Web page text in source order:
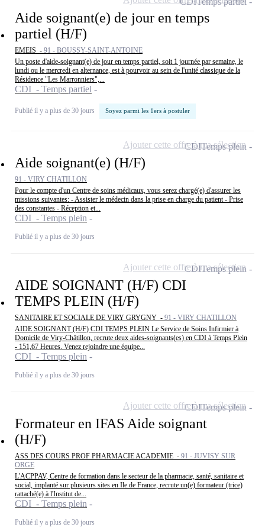
Aide soignant(e) de jour en temps
partiel (H/F)
EMEIS - 91 - BOUSSY-SAINT-ANTOINE
Un poste d'aide-soignant(e) de jour en temps partiel, soit 1 journée par semaine, le
lundi ou le mercredi en alternance, est à pourvoir au sein de l'unité classique de la
Résidence "Les Marronniers",...
CDI - Temps partiel
Publié il y a plus de 30 jours Soyez parmi les 1ers à postuler
Aide soignant(e) (H/F)
91 - VIRY CHATILLON
Pour le compte d'un Centre de soins médicaux, vous serez chargé(e) d'assurer les
missions suivantes: - Assister le médecin dans la prise en charge du patient - Prise
des constantes - Réception et...
CDI - Temps plein
Publié il y a plus de 30 jours
CDITemps plein
Ajouter cette offre à ma sélection
AIDE SOIGNANT (H/F) CDI
TEMPS PLEIN (H/F)
SANITAIRE ET SOCIALE DE VIRY GRYGNY - 91 - VIRY CHATILLON
AIDE SOIGNANT (H/F) CDI TEMPS PLEIN Le Service de Soins Infirmier à
Domicile de Viry-Châtillon, recrute deux aides-soignants(es) en CDI à Temps Plein
- 151,67 Heures. Venez rejoindre une équipe...
CDI - Temps plein
Publié il y a plus de 30 jours
CDITemps plein
Ajouter cette offre à ma sélection
Formateur en IFAS Aide soignant
(H/F)
ASS DES COURS PROF PHARMACIE ACADEMIE - 91 - JUVISY SUR
ORGE
L'ACPPAV, Centre de formation dans le secteur de la pharmacie, santé, sanitaire et
social, implanté sur plusieurs sites en Ile de France, recrute un(e) formateur (trice)
rattaché(e) à l'Institut de...
CDI - Temps plein
Publié il y a plus de 30 jours
CDITemps plein
Ajouter cette offre à ma sélection